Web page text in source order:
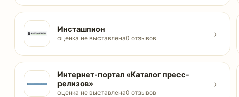
Инсташпион
оценка не выставлена0 отзывов ›
Интернет-портал «Каталог пресс-
релизов»
оценка не выставлена0 отзывов
›